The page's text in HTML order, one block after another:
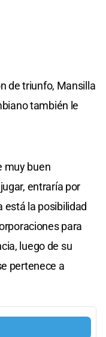
de triunfo, Mansilla
también le
muy buen
entraría por
está la posibilidad
para
luego de su
pertenece a